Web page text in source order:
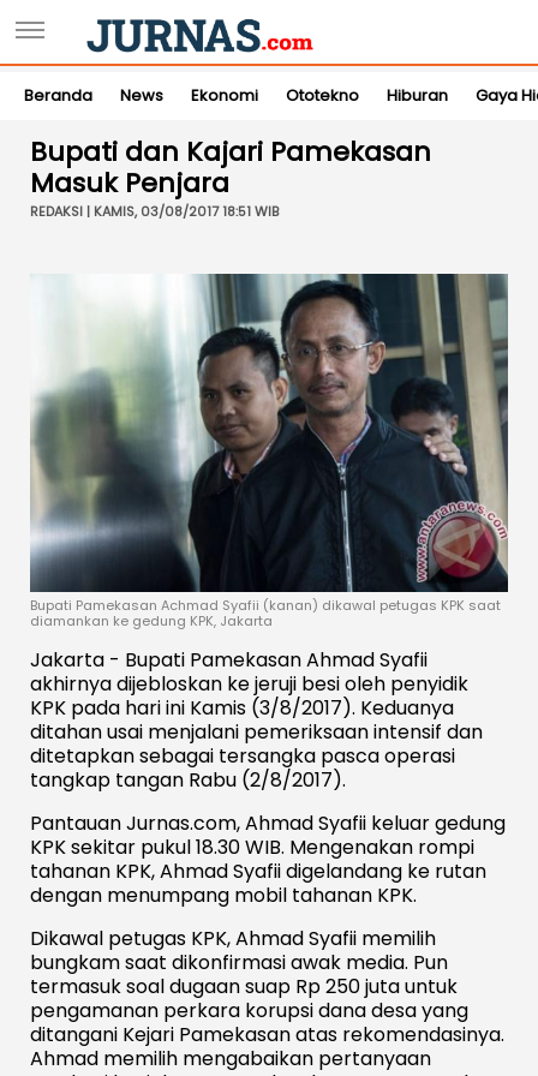
Beranda News Ekonomi Ototekno Hiburan Gaya
Bupati dan Kajari Pamekasan
Masuk Penjara
REDAKSI | KAMIS, 03/08/2017 18:51 WIB
Bupati Pamekasan Achmad Syafii (kanan) dikawal petugas KPK saat
diamankan ke gedung KPK, Jakarta
Jakarta - Bupati Pamekasan Ahmad Syafii
akhirnya dijebloskan ke jeruji besi oleh penyidik
KPK pada hari ini Kamis (3/8/2017). Keduanya
ditahan usai menjalani pemeriksaan intensif dan
ditetapkan sebagai tersangka pasca operasi
tangkap tangan Rabu (2/8/2017).
Pantauan Jurnas.com, Ahmad Syafii keluar gedung
KPK sekitar pukul 18.30 WIB. Mengenakan rompi
tahanan KPK, Ahmad Syafii digelandang ke rutan
dengan menumpang mobil tahanan KPK.
Dikawal petugas KPK, Ahmad Syafii memilih
bungkam saat dikonfirmasi awak media. Pun
termasuk soal dugaan suap Rp 250 juta untuk
pengamanan perkara korupsi dana desa yang
ditangani Kejari Pamekasan atas rekomendasinya.
Ahmad memilih mengabaikan pertanyaan